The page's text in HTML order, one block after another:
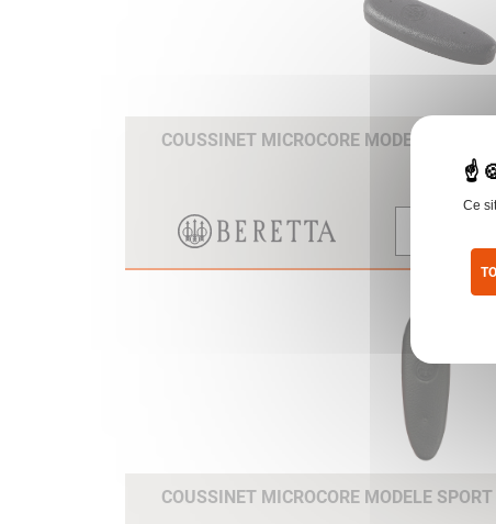
COUSSINET MICROCORE MODELE TRAP
COUSSINET MICROCORE MODELE
Ce